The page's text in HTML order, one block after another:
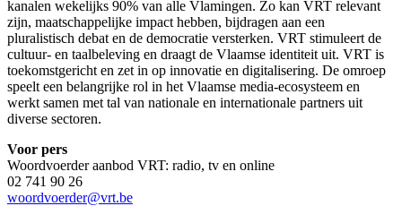
kanalen wekelijks 90% van alle Vlamingen. Zo kan VRT relevant
zijn, maatschappelijke impact hebben, bijdragen aan een
pluralistisch debat en de democratie versterken. VRT stimuleert de
cultuur- en taalbeleving en draagt de Vlaamse identiteit uit. VRT is
toekomstgericht en zet in op innovatie en digitalisering. De omroep
speelt een belangrijke rol in het Vlaamse media-ecosysteem en
werkt samen met tal van nationale en internationale partners uit
diverse sectoren.
Voor pers
Woordvoerder aanbod VRT: radio, tv en online
02 741 90 26
woordvoerder@vrt.be